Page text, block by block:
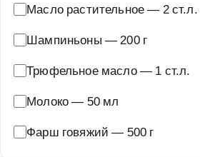
Масло растительное— 2 ст.л.
Шампиньоны — 200 г
Трюфельное масло— 1 ст.л.
Молоко— 50 мл
Фарш говяжий — 500 г